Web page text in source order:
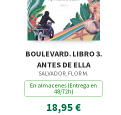
BOULEVARD. LIBRO 3.
ANTES DE ELLA
SALVADOR, FLOR M.
En almacenes (Entrega en
48/72h)
18,95 €